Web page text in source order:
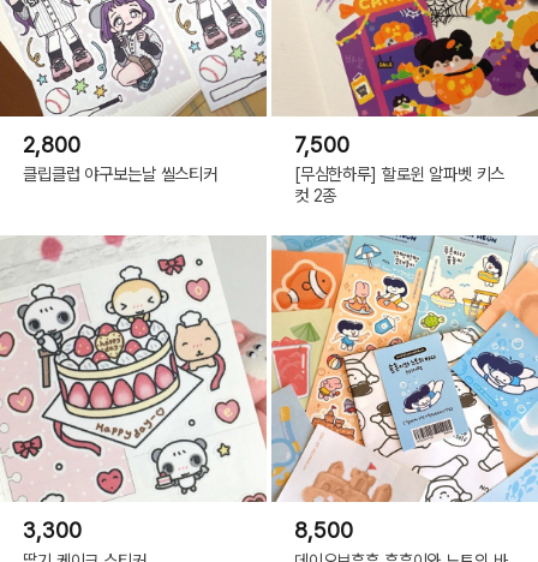
2,800
클립클럽 야구보는날 씰스티커
7,500
[무심한하루] 할로윈 알파벳 키스
컷 2종
3,300 8,500